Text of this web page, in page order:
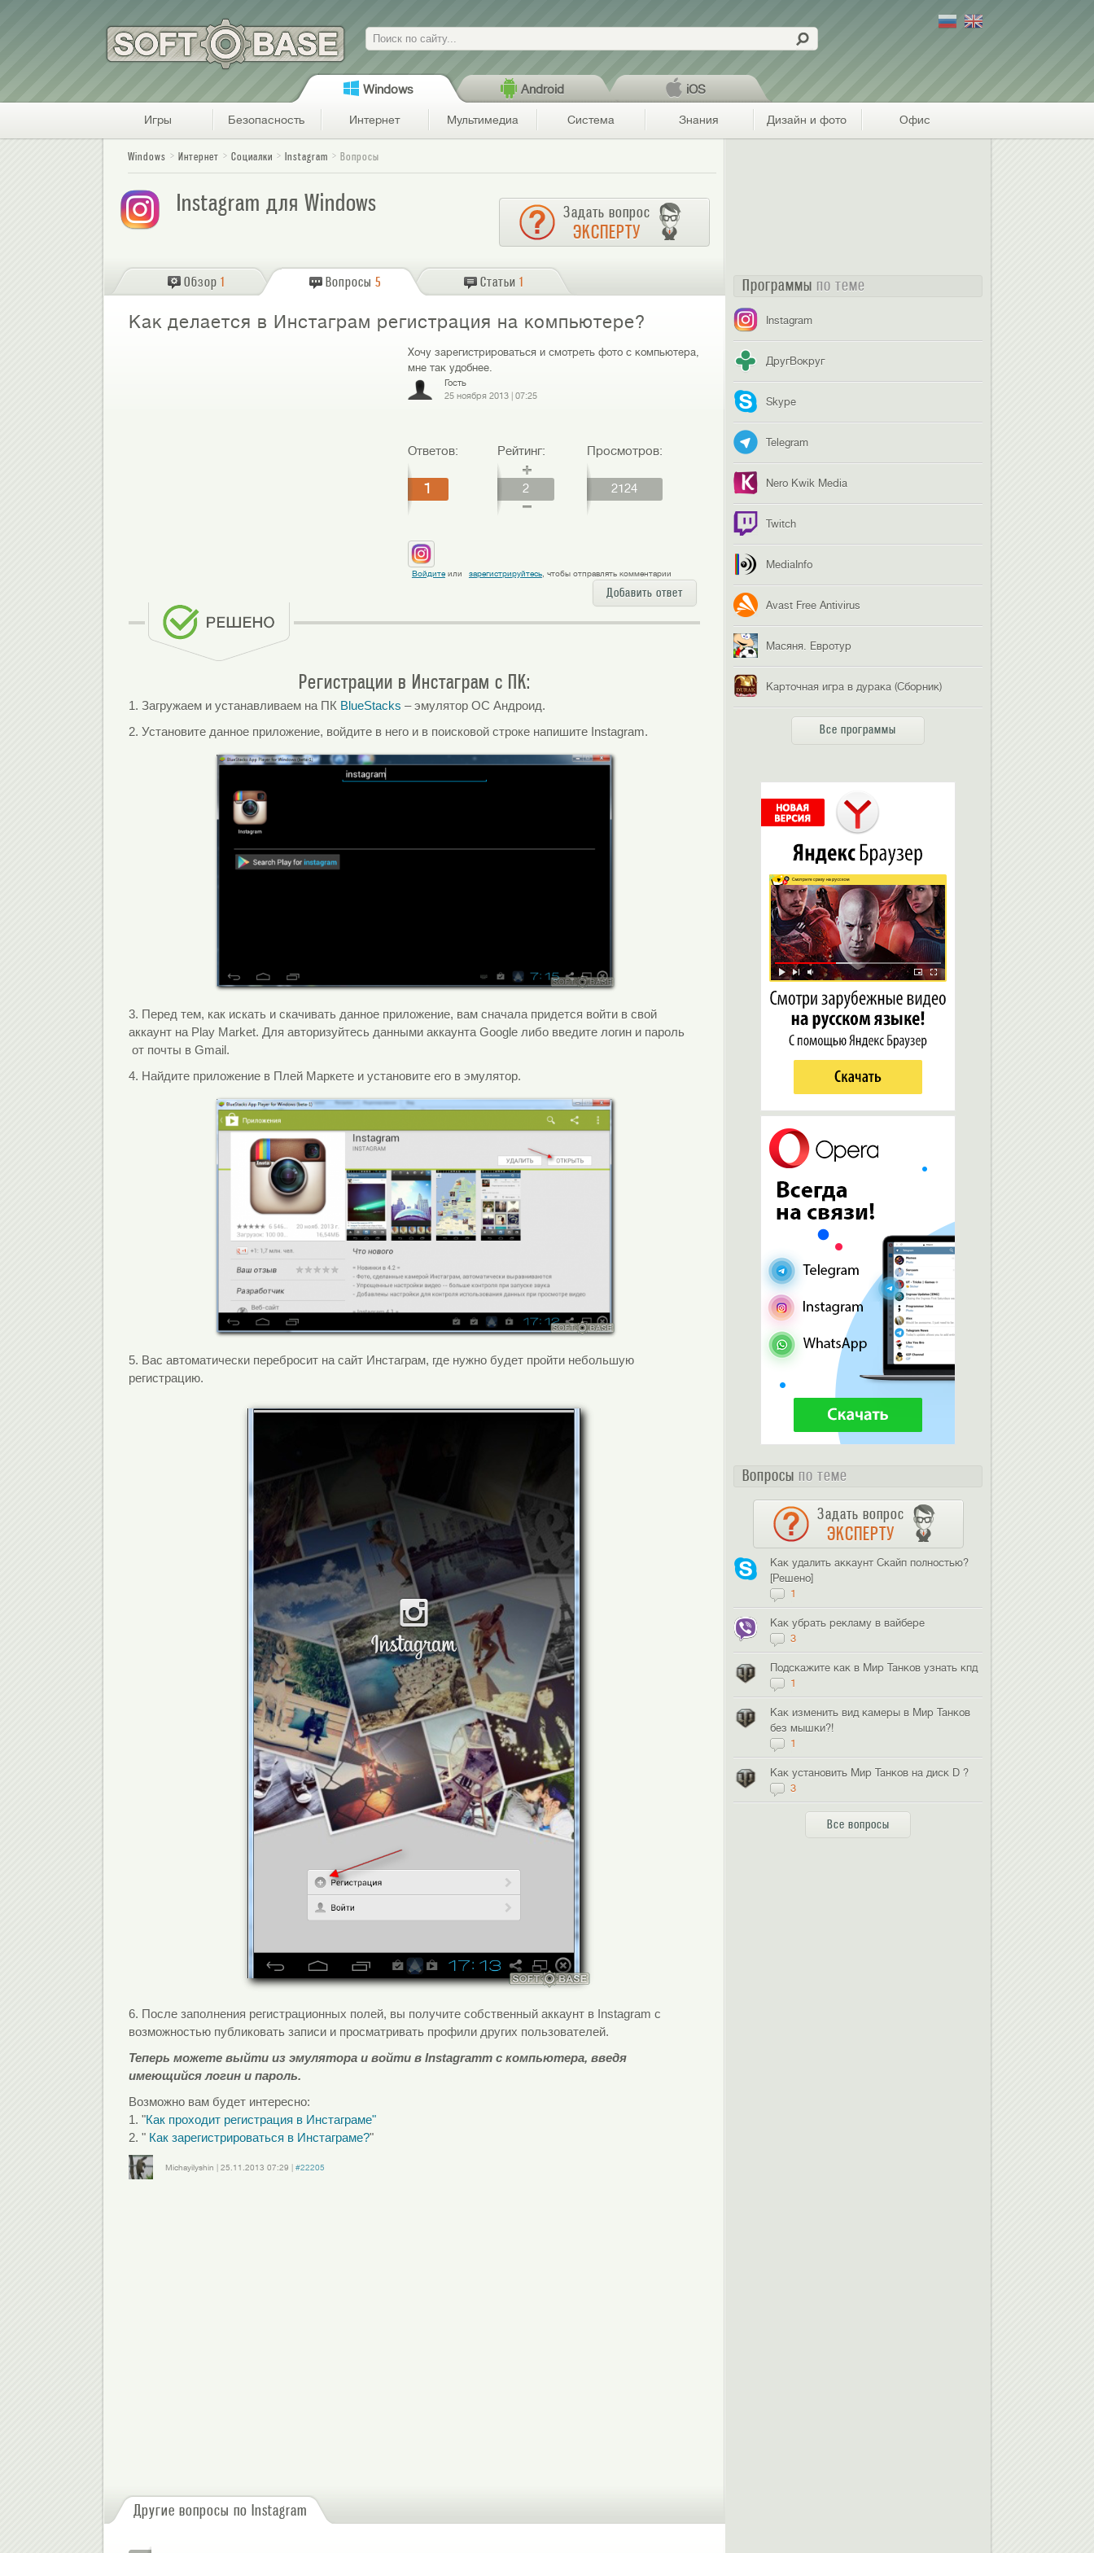
Поиск
Windows Android iOS
Игры Безопасность Интернет Мультимедиа Система Знания Дизайн и фото Офис
Windows Интернет Социалки Instagram Вопросы
Instagram для Windows Задать вопрос
ЭКСПЕРТУ
Обзор 1 Вопросы 5 Статьи 1
Как делается в Инстаграм регистрация на компьютере?
Хочу зарегистрироваться и смотреть фото с компьютера,
мне так удобнее.
Гость
25 ноября 2013| 07:25
Ответов:
1
Рейтинг:
2
Просмотров:
2124
Войдитеили зарегистрируйтесь, чтобы отправлять комментарии
Добавить ответ
Регистрации в Инстаграм с ПК:
1. Загружаем и устанавливаем на ПК BlueStacks – эмулятор ОС Андроид.
2. Установите данное приложение, войдите в него и в поисковой строке напишите Instagram.
3. Перед тем, как искать и скачивать данное приложение, вам сначала придется войти в свой
аккаунт на Play Market. Для авторизуйтесь данными аккаунта Google либо введите логин и пароль
от почты в Gmail.
4. Найдите приложение в Плей Маркете и установите его в эмулятор.
5. Вас автоматически перебросит на сайт Инстаграм, где нужно будет пройти небольшую
регистрацию.
6. После заполнения регистрационных полей, вы получите собственный аккаунт в Instagram с
возможностью публиковать записи и просматривать профили других пользователей.
Теперь можете выйти из эмулятора и войти в Instagramm c компьютера, введя
имеющийся логин и пароль.
Возможно вам будет интересно:
1. "Как проходит регистрация в Инстаграме"
2. " Как зарегистрироваться в Инстаграме?"
Michayilyshin 25.11.2013 07:29
#22205
Другие вопросы по Instagram
Программы по теме
Instagram
ДругВокруг
Skype
Telegram
Nero Kwik Media
Twitch
MediaInfo
Avast Free Antivirus
Масяня. Евротур
Карточная игра в дурака (Сборник)
Все программы
Вопросы по теме
Задать вопрос
ЭКСПЕРТУ
Как удалить аккаунт Скайп полностью?
[Решено]
1
Как убрать рекламу в вайбере
3
Подскажите как в Мир Танков узнать кпд
1
Как изменить вид камеры в Мир Танков
без мышки?!
1
Как установить Мир Танков на диск D ?
3
Все вопросы